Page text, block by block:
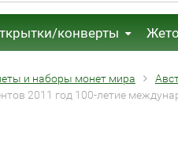
конверты
и наборы монет мира
2011 год 100-летие